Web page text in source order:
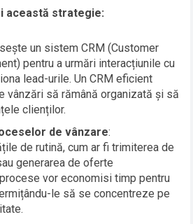
această strategie:
un sistem CRM (Customer
pentru a urmări interacțiunile cu
lead-urile. Un CRM eficient
vânzări să rămână organizată și să
clienților.
de vânzare:
de rutină, cum ar fi trimiterea de
generarea de oferte
vor economisi timp pentru
le să se concentreze pe